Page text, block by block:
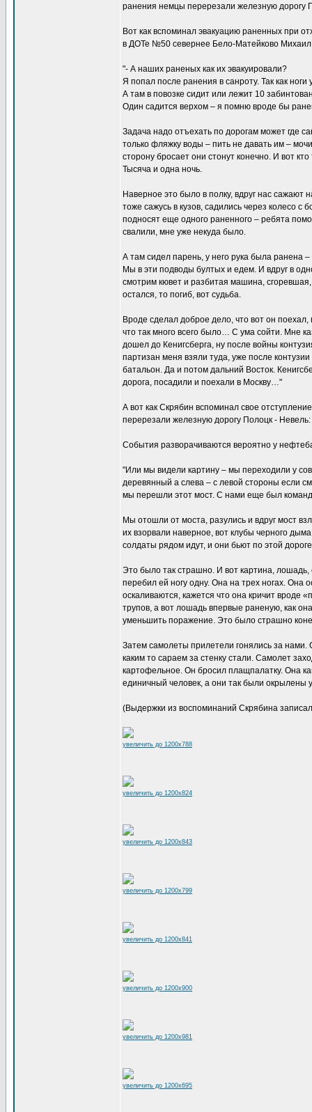
ранения немцы перерезали железную дорогу
Вот как вспоминал эвакуацию раненных при
в ДОТе №50 севернее Бело-Матейково Михаил
"- А наших раненых как их эвакуировали?
Я попал после ранения в санроту. Так как
А там в повозке сидит или лежит 10
Один садится верхом – я помню вроде бы
Задача надо отъехать по дорогам может где
только фляжку воды – пить не давать им –
сторону бросает они стонут конечно. И вот
Тысяча и одна ночь.
Наверное это было в полку, вдруг нас
тоже сажусь в кузов, садились через колесо с
подносят еще одного раненного – ребята
свалили, мне уже некуда было.
А там сидел парень, у него рука была ранена
Мы в эти подводы бултых и едем. И вдруг в
смотрим кювет и разбитая машина,
остался, то погиб, вот судьба.
Вроде сделал доброе дело, что вот он поехал,
что так много всего было… С ума сойти. Мне
дошел до Кенигсберга, ну после войны
партизан меня взяли туда, уже после
батальон. Да и потом дальний Восток.
дорога, посадили и поехали в Москву…"
А вот как Скрябин вспоминал свое
перерезали железную дорогу Полоцк - Невель:
События разворачиваются вероятно у
"Или мы видели картину – мы переходили у
деревянный а слева – с левой стороны если
мы перешли этот мост. С нами еще был
Мы отошли от моста, разулись и вдруг мост
их взорвали наверное, вот клубы черного
солдаты рядом идут, и они бьют по этой
Это было так страшно. И вот картина, лошадь,
перебил ей ногу одну. Она на трех ногах. Она
оскаливаются, кажется что она кричит
трупов, а вот лошадь впервые раненую, как
уменьшить поражение. Это было страшно
Затем самолеты прилетели гонялись за
каким то сараем за стенку стали. Самолет
картофельное. Он бросил плащпалатку. Она
единичный человек, а они так были окрылены
(Выдержки из воспоминаний Скрябина
увеличить до 1200x788
увеличить до 1200x824
увеличить до 1200x843
увеличить до 1200x799
увеличить до 1200x841
увеличить до 1200x900
увеличить до 1200x981
увеличить до 1200x695